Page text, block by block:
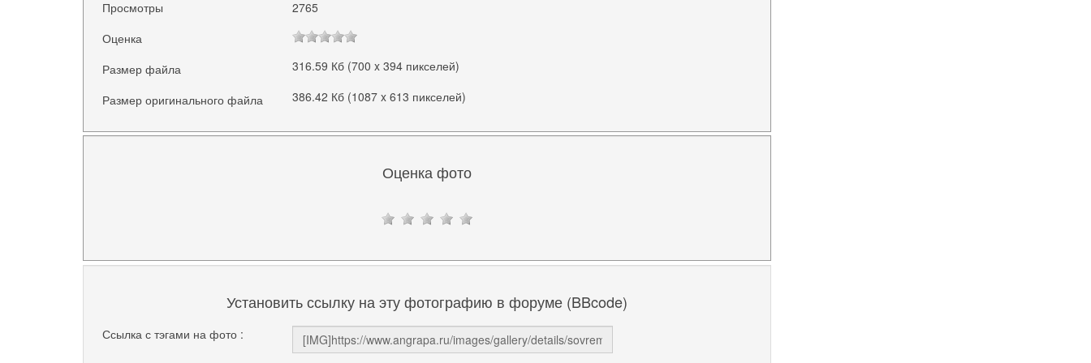
Просмотры
2765
Оценка
Размер файла
316.59 Кб (700 x 394 пикселей)
Размер оригинального файла 386.42 Кб (1087 x 613 пикселей)
Оценка фото
Установить ссылку на эту фотографию в форуме (BBcode)
Ссылка с тэгами на фото :